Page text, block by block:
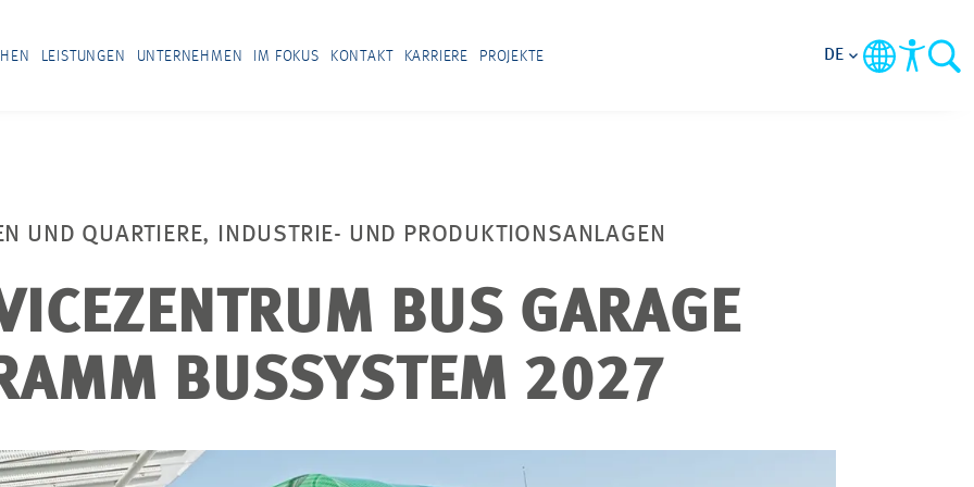
LEISTUNGEN UNTERNEHMEN IM FOKUS KONTAKT KARRIERE PROJEKTE DE
UND QUARTIERE, INDUSTRIE- UND PRODUKTIONSANLAGEN
BUS GARAGE
BUSSYSTEM 2027